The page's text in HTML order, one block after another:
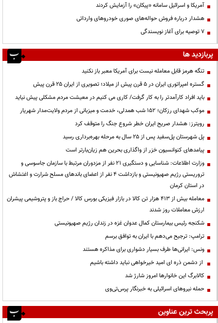
آمریکا و اسرائیل سامانه «پیکان» را آزمایش کردند
هشدار درباره فروش حواله‌های صوری خودروهای وارداتی
۷ توصیه برای آغاز نویسندگی
پربازدید ها
تنگه هرمز قابل معامله نیست برای آمریکا معبر باز نکنید
گستره امپراتوری ایران در ۵ قرن پیش از میلاد؛ تصویری از ایران ۲۵ قرن پیش
باید افراد کارآمدتر را به کار گرفت/ کاری می کنیم در معیشت مردم مشکلی پیش نیاید
موکب شهدای رزکان؛ ۱۵۲ شب همدلی، خدمت و میزبانی از مردم ولایت‌مدار شهریار
رویترز: هشدار صریح ایران خطر شروع جنگ را متوقف کرد
پل شهرستان پل‌سفید پس از ۲۵ سال به مرحله بهره‌برداری رسید
پیامدهای کنوانسیون خزر از واگذاری بحرین هم زیان‌بارتر است
وزارت اطلاعات: شناسایی و دستگیری ۲۱ نفر از مزدوران مرتبط با سازمان جاسوسی و
تروریستی رژیم صهیونیستی و بازداشت ۴ نفر از اعضای باندهای مسلح شرارت و اغتشاش
در استان کرمان
معامله بیش از ۴۱۳ هزار تن کالا در بازار فیزیکی بورس کالا / حراج باز و پتروشیمی پیشران
ارزش معاملات روز شدند
شکنجه رئیس بیمارستان کمال عدوان غزه در زندان رژیم صهیونیستی
ترامپ: ترجیح می‌دهم با ایران به توافق برسم
ونس: ایرانی‌ها طرف بسیار دشواری برای مذاکره هستند
از دشمن ذره ای امید خیرخواهی نباید داشته باشیم
کالابرگ این خانوارها امروز شارژ شد
حمله نیروهای اسرائیلی به خبرنگار پرس‌تی‌وی
پربحث ترین عناوین